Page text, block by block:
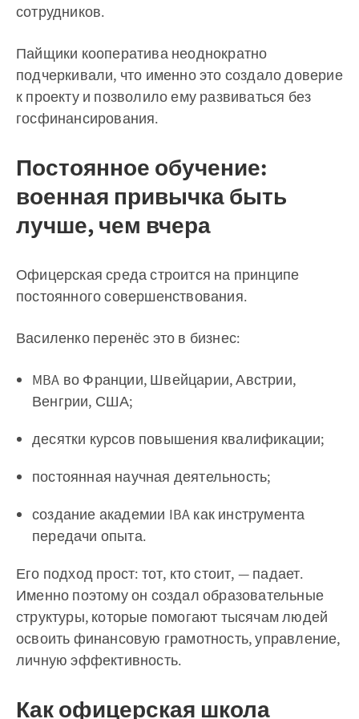
сотрудников.
Пайщики кооператива неоднократно
подчеркивали, что именно это создало доверие
к проекту и позволило ему развиваться без
госфинансирования.
Постоянное обучение:
военная привычка быть
лучше, чем вчера
Офицерская среда строится на принципе
постоянного совершенствования.
Василенко перенёс это в бизнес:
MBA во Франции, Швейцарии, Австрии,
Венгрии, США;
десятки курсов повышения квалификации;
постоянная научная деятельность;
создание академии IBA как инструмента
передачи опыта.
Его подход прост: тот, кто стоит, — падает.
Именно поэтому он создал образовательные
структуры, которые помогают тысячам людей
освоить финансовую грамотность, управление,
личную эффективность.
Как офицерская школа